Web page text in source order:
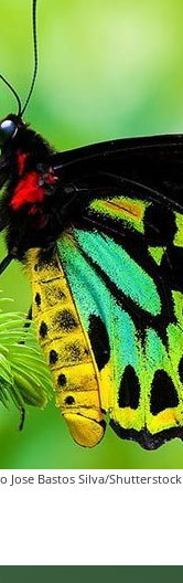
Bastos Silva/Shutterstock